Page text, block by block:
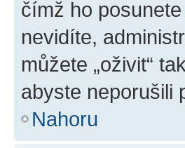
čímž ho
nevidíte,
můžete „oživit“
abyste neporušili
Nahoru